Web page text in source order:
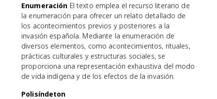
Enumeración El texto emplea el recurso literario de
la enumeración para ofrecer un relato detallado de
los acontecimientos previos y posteriores a la
invasión española. Mediante la enumeración de
diversos elementos, como acontecimientos, rituales,
prácticas culturales y estructuras sociales, se
proporciona una representación exhaustiva del modo
de vida indígena y de los efectos de la invasión.
Polisíndeton